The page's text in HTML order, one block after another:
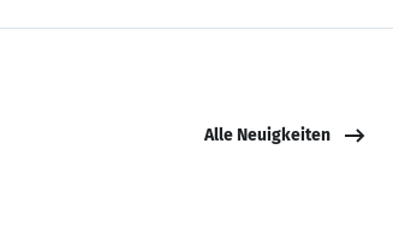
Alle Neuigkeiten